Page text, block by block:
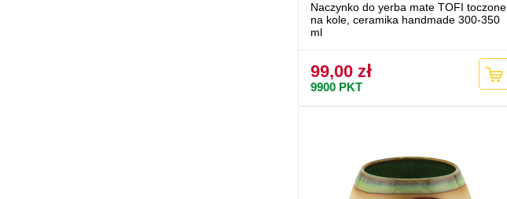
Naczynko do yerba mate TOFI toczone
na kole, ceramika handmade 300-350
ml
99,00 zł
9900 PKT